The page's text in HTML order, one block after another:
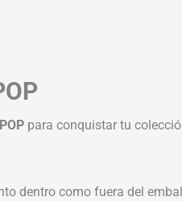
para conquistar tu
dentro como fuera del